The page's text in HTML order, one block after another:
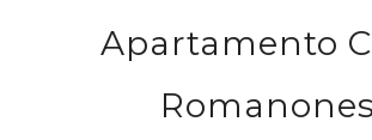
Apartamento
Romanones